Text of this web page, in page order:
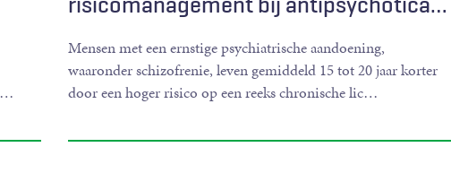
…
Mensen met een ernstige psychiatrische aandoening,
waaronder schizofrenie, leven gemiddeld 15 tot 20 jaar korter
door een hoger risico op een reeks chronische lic…